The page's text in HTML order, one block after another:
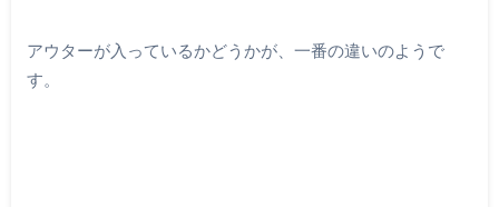
アウターが入っているかどうかが、一番の違いのようで
す。